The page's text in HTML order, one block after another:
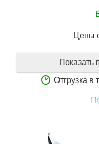
Цены
Показать
Отгрузка в